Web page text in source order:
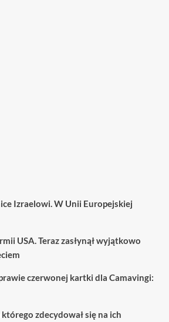
Izraelowi. W Unii Europejskiej
USA. Teraz zasłynął wyjątkowo
czerwonej kartki dla Camavingi:
zdecydował się na ich